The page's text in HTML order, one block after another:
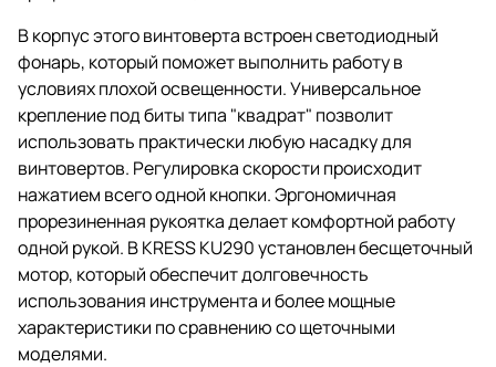
В корпус этого винтоверта встроен светодиодный
фонарь, который поможет выполнить работу в
условиях плохой освещенности. Универсальное
крепление под биты типа "квадрат" позволит
использовать практически любую насадку для
винтовертов. Регулировка скорости происходит
нажатием всего одной кнопки. Эргономичная
прорезиненная рукоятка делает комфортной работу
одной рукой. В KRESS KU290 установлен бесщеточный
мотор, который обеспечит долговечность
использования инструмента и более мощные
характеристики по сравнению со щеточными
моделями.